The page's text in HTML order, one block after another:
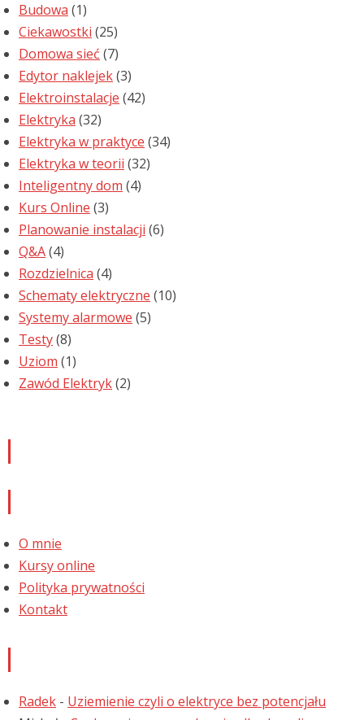
Budowa (1)
Ciekawostki (25)
Domowa sieć (7)
Edytor naklejek(3)
Elektroinstalacje (42)
Elektryka (32)
Elektryka w praktyce (34)
Elektryka w teorii (32)
Inteligentny dom (4)
Kurs Online (3)
Planowanie instalacji (6)
Q&A(4)
Rozdzielnica (4)
Schematy elektryczne (10)
Systemy alarmowe (5)
Testy(8)
Uziom (1)
Zawód Elektryk(2)
O mnie
Kursy online
Polityka prywatności
Kontakt
Radek - Uziemienie czyli o elektryce bez potencjału